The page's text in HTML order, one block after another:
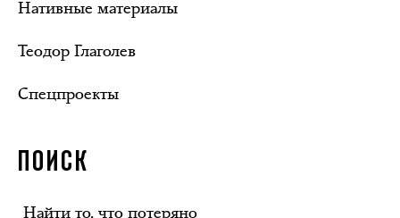
Нативные материалы
Теодор Глаголев
Спецпроекты
ПОИСК